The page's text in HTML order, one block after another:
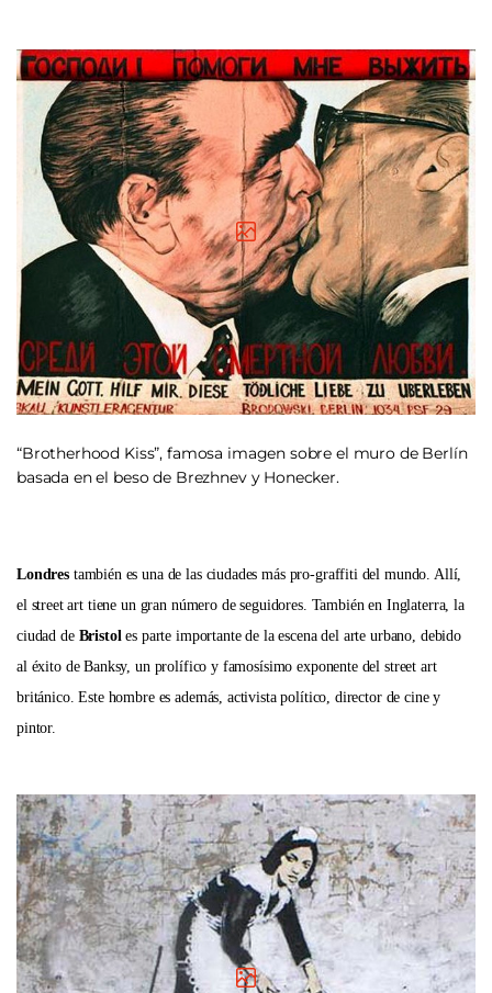
“Brotherhood Kiss”, famosa imagen sobre el muro de Berlín
basada en el beso de Brezhnev y Honecker.
Londres también es una de las ciudades más pro-graffiti del mundo. Allí,
el street art tiene un gran número de seguidores. También en Inglaterra, la
ciudad de Bristol es parte importante de la escena del arte urbano, debido
al éxito de Banksy, un prolífico y famosísimo exponente del street art
británico. Este hombre es además, activista político, director de cine y
pintor.